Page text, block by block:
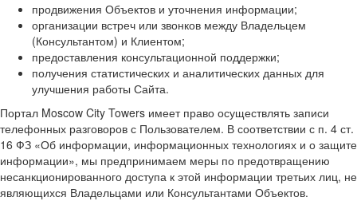
продвижения Объектов и уточнения информации;
организации встреч или звонков между Владельцем
(Консультантом) и Клиентом;
предоставления консультационной поддержки;
получения статистических и аналитических данных для
улучшения работы Сайта.
Портал Moscow City Towers имеет право осуществлять записи
телефонных разговоров с Пользователем. В соответствии с п. 4 ст.
16 ФЗ «Об информации, информационных технологиях и о защите
информации», мы предпринимаем меры по предотвращению
несанкционированного доступа к этой информации третьих лиц, не
являющихся Владельцами или Консультантами Объектов.